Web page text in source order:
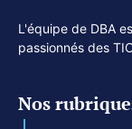
L'équipe de DBA
passionnés des
Nos